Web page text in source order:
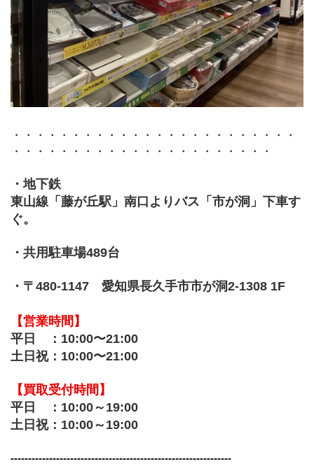
・・・・・・・・・・・・・・・・・・・・・・・・
・・・・・・・・・・・・・・・・・・・・・・
・地下鉄
東山線「藤が丘駅」南口よりバス「市が洞」下車す
ぐ。
・共用駐車場489台
・〒480-1147　愛知県長久手市市が洞2-1308 1F
【営業時間】
平日　：10:00〜21:00
土日祝：10:00〜21:00
【買取受付時間】
平日　：10:00～19:00
土日祝：10:00～19:00
---------------------------------------------------------------